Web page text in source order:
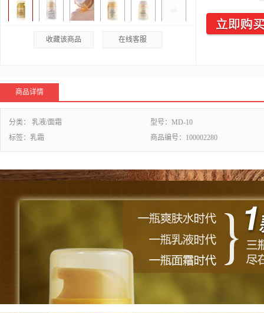
收藏该商品 在线客服
商品详情
分类： 乳液/面霜 型号： MD-10
标签： 乳霜 商品编号： 100002280